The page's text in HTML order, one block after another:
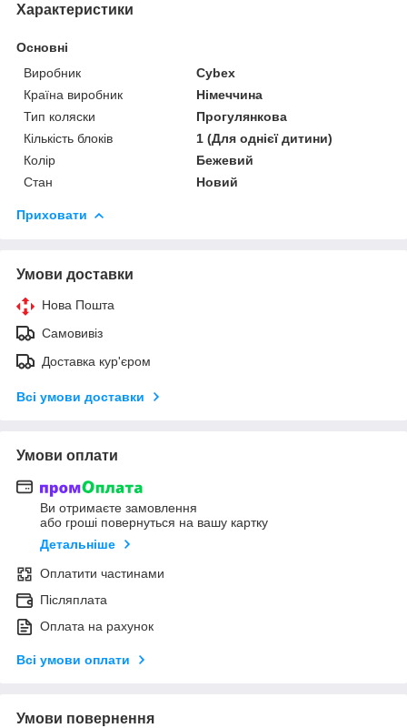
Характеристики
Основні
Виробник
Cybex
Країна виробник
Німеччина
Тип коляски
Прогулянкова
Кількість блоків
1 (Для однієї дитини)
Колір
Бежевий
Стан
Новий
Приховати
Умови доставки
Нова Пошта
Самовивіз
Доставка кур'єром
Всі умови доставки
Умови оплати
Ви отримаєте замовлення
або гроші повернуться на вашу картку
Детальніше
Оплатити частинами
Післяплата
Оплата на рахунок
Всі умови оплати
Умови повернення